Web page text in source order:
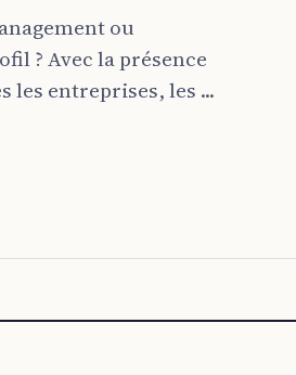
ou
? Avec la présence
les entreprises, les ...